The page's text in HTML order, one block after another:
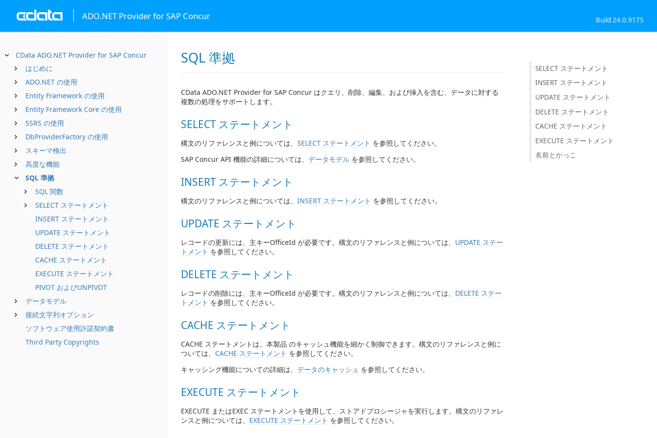
ADO.NET Provider for SAP Concur Build 24.0.9175
CData ADO.NET Provider for SAP Concur
はじめに
ADO.NET の使用
Entity Framework の使用
Entity Framework Core の使用
SSRS の使用
DbProviderFactory の使用
スキーマ検出
高度な機能
SQL 準拠
SQL 関数
SELECT ステートメント
INSERT ステートメント
UPDATE ステートメント
DELETE ステートメント
CACHE ステートメント
EXECUTE ステートメント
PIVOT およびUNPIVOT
データモデル
接続文字列オプション
ソフトウェア使用許諾契約書
Third Party Copyrights
SQL 準拠
CData ADO.NET Provider for SAP Concur はクエリ、削除、編集、および挿入を含む、データに対する
複数の処理をサポートします。
SELECT ステートメント
構文のリファレンスと例については、 SELECT ステートメント を参照してください。
SAP Concur API 機能の詳細については、 データモデル を参照してください。
INSERT ステートメント
構文のリファレンスと例については、 INSERT ステートメント を参照してください。
UPDATE ステートメント
レコードの更新には、主キーOfficeId が必要です。構文のリファレンスと例については、 UPDATE ステー
トメント を参照してください。
DELETE ステートメント
レコードの削除には、主キーOfficeId が必要です。構文のリファレンスと例については、 DELETE ステー
トメント を参照してください。
CACHE ステートメント
CACHE ステートメントは、本製品 のキャッシュ機能を細かく制御できます。構文のリファレンスと例に
ついては、 CACHE ステートメント を参照してください。
キャッシング機能についての詳細は、 データのキャッシュ を参照してください。
EXECUTE ステートメント
EXECUTE またはEXEC ステートメントを使用して、ストアドプロシージャを実行します。構文のリファレ
ンスと例については、 EXECUTE ステートメント を参照してください。
SELECT ステートメント
INSERT ステートメント
UPDATE ステートメント
DELETE ステートメント
CACHE ステートメント
EXECUTE ステートメント
名前とかっこ